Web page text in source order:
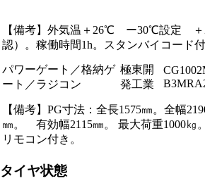
【備考】外気温＋26℃ ー30℃設定
認）。稼働時間1h。スタンバイコード付
パワーゲート／格納ゲ
ート／ラジコン
極東開
発工業
【備考】PG寸法：全長1575㎜。全幅
㎜。 有効幅2115㎜。 最大荷重1000㎏
リモコン付き。
タイヤ状態